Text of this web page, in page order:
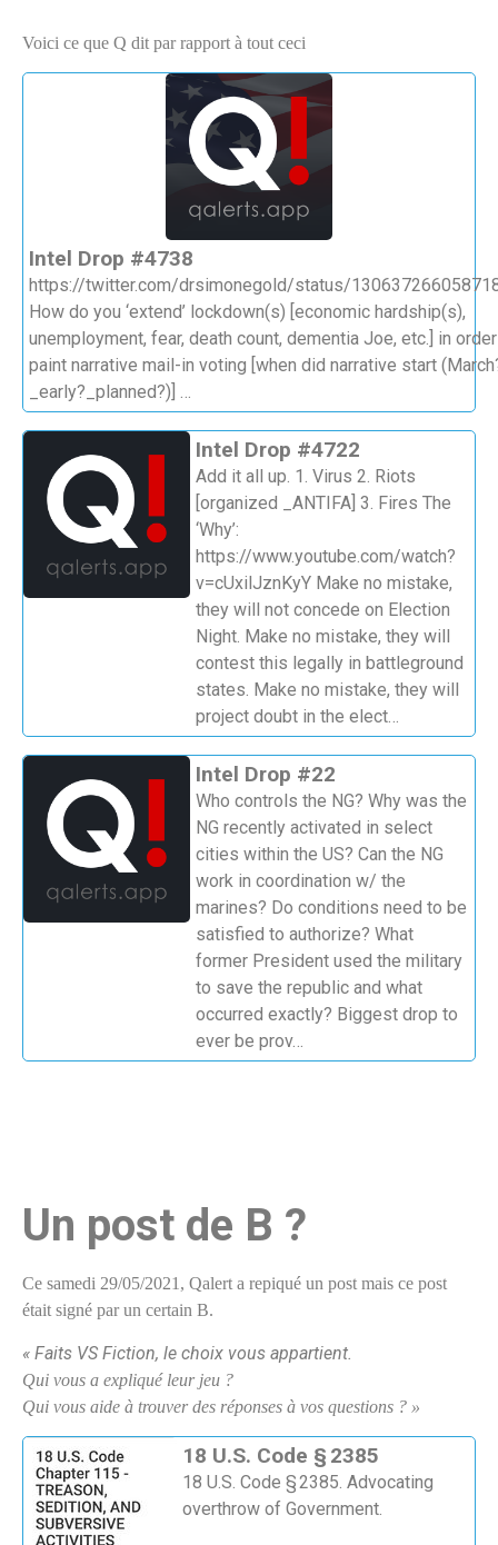
Voici ce que Q dit par rapport à tout ceci
Intel Drop #4738
https://twitter.com/drsimonegold/status/
How do you ‘extend’ lockdown(s) [economic hardship(s),
unemployment, fear, death count, dementia Joe, etc.] in
paint narrative mail-in voting [when did narrative start
_early?_planned?)] …
Intel Drop #4722
Add it all up. 1. Virus 2. Riots
[organized _ANTIFA] 3. Fires The
‘Why’:
https://www.youtube.com/watch?
v=cUxilJznKyY Make no mistake,
they will not concede on Election
Night. Make no mistake, they will
contest this legally in battleground
states. Make no mistake, they will
project doubt in the elect…
Intel Drop #22
Who controls the NG? Why was the
NG recently activated in select
cities within the US? Can the NG
work in coordination w/ the
marines? Do conditions need to be
satisfied to authorize? What
former President used the military
to save the republic and what
occurred exactly? Biggest drop to
ever be prov…
Un post de B ?
Ce samedi 29/05/2021, Qalert a repiqué un post mais ce post
était signé par un certain B.
« Faits VS Fiction, le choix vous appartient.
Qui vous a expliqué leur jeu ?
Qui vous aide à trouver des réponses à vos questions ? »
18 U.S. Code § 2385
18 U.S. Code § 2385. Advocating
overthrow of Government.